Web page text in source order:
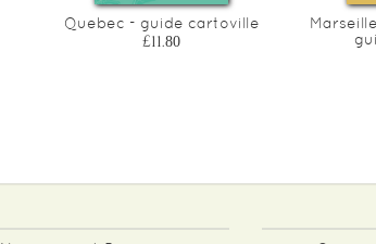
Quebec - guide cartoville
£11.80